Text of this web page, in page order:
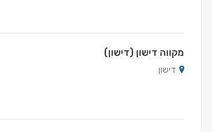
מקווה דישון (דישון)
דישון